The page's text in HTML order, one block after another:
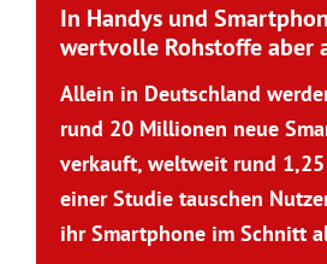
In Handys und
wertvolle Rohstoffe aber
Allein in Deutschland
rund 20 Millionen neue
verkauft, weltweit rund
einer Studie tauschen
ihr Smartphone im Schnitt